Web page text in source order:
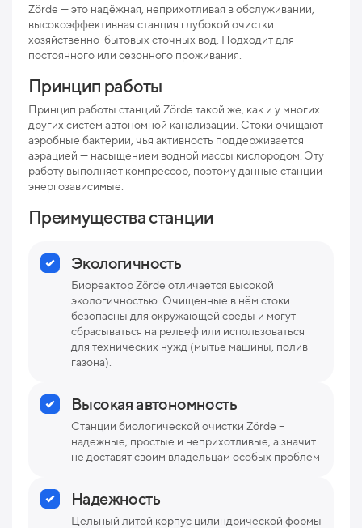
Zörde — это надёжная, неприхотливая в обслуживании,
высокоэффективная станция глубокой очистки
хозяйственно-бытовых сточных вод. Подходит для
постоянного или сезонного проживания.
Принцип работы
Принцип работы станций Zörde такой же, как и у многих
других систем автономной канализации. Стоки очищают
аэробные бактерии, чья активность поддерживается
аэрацией — насыщением водной массы кислородом. Эту
работу выполняет компрессор, поэтому данные станции
энергозависимые.
Преимущества станции
Экологичность
Биореактор Zörde отличается высокой
экологичностью. Очищенные в нём стоки
безопасны для окружающей среды и могут
сбрасываться на рельеф или использоваться
для технических нужд (мытьё машины, полив
газона).
Высокая автономность
Станции биологической очистки Zörde –
надежные, простые и неприхотливые, а значит
не доставят своим владельцам особых проблем
Надежность
Цельный литой корпус цилиндрической формы